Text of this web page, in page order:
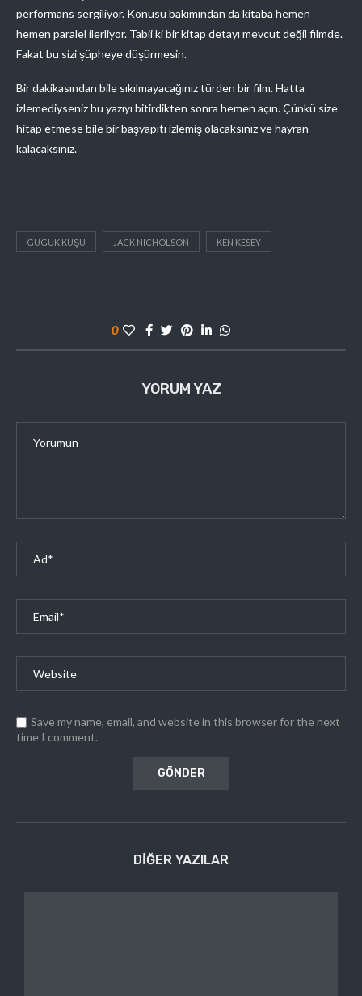
performans sergiliyor. Konusu bakımından da kitaba hemen
hemen paralel ilerliyor. Tabii ki bir kitap detayı mevcut değil filmde.
Fakat bu sizi şüpheye düşürmesin.
Bir dakikasından bile sıkılmayacağınız türden bir film. Hatta
izlemediyseniz bu yazıyı bitirdikten sonra hemen açın. Çünkü size
hitap etmese bile bir başyapıtı izlemiş olacaksınız ve hayran
kalacaksınız.
GUGUK KUŞU JACK NICHOLSON KEN KESEY
0
YORUM YAZ
Save my name, email, and website in this browser for the next
time I comment.
DIĞER YAZILAR